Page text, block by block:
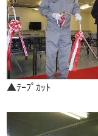
▲ﾃｰﾌﾟｶｯﾄ